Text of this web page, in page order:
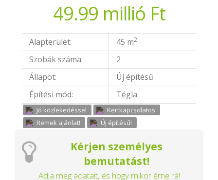
49.99 millió Ft
Alapterület: 45 m2
Szobák száma:
2
Állapot:
Új építésű
Építési mód:
Tégla
Jó közlekedéssel
Kertkapcsolatos
Remek ajánlat!
Új építésű!
Kérjen személyes
bemutatást!
Adja meg adatait, és hogy mikor érne rá!